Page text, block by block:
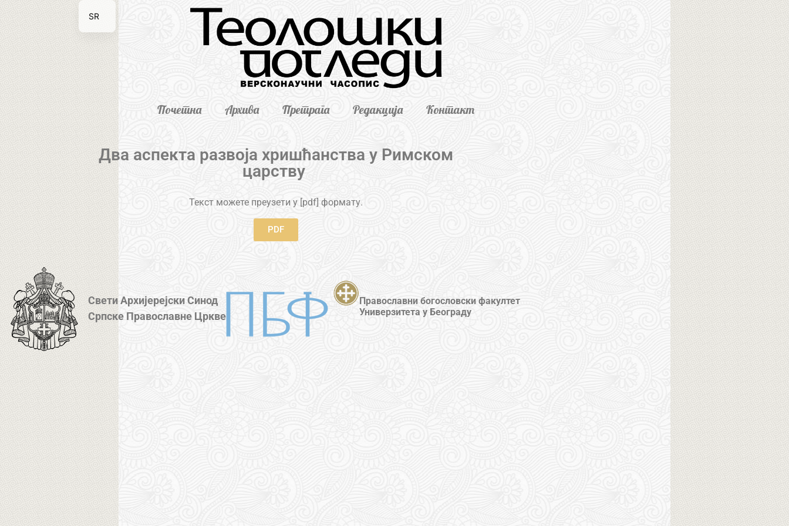
Почетна Архива Претрага Редакција Контакт
Два аспекта развоја хришћанства у Римском
царству
Текст можете преузети у [pdf] формату.
PDF
Свети Архијерејски Синод
Српске Православне Цркве
Православни богословски факултет
Универзитета у Београду
SR
EN